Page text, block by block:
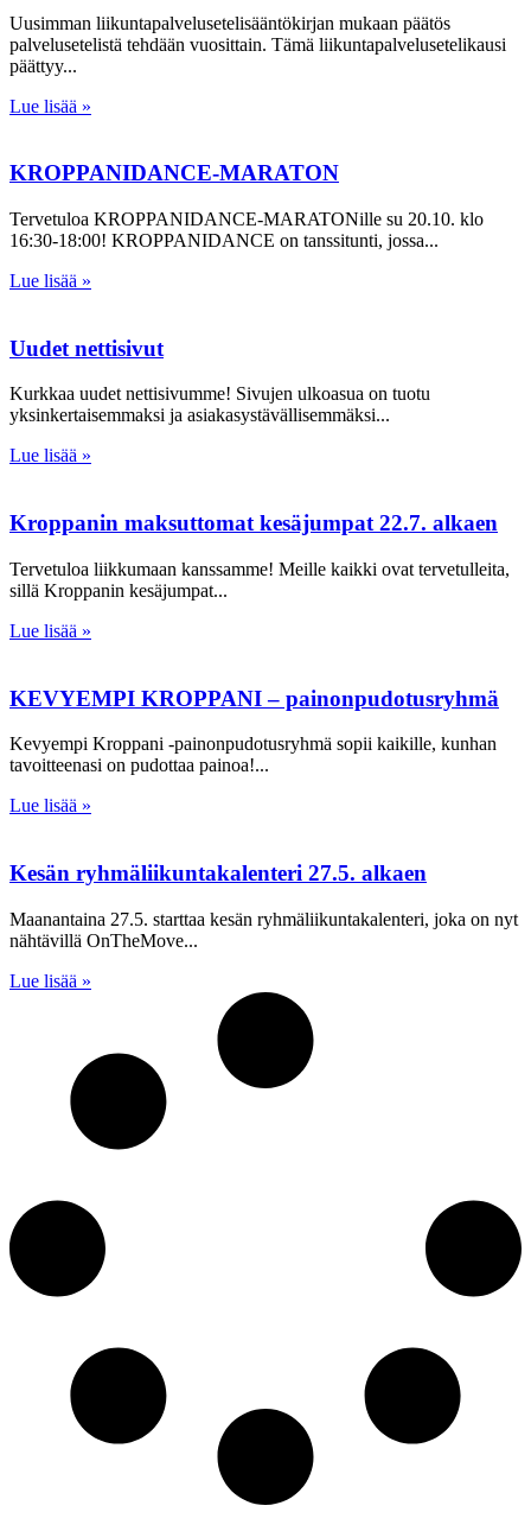
Uusimman liikuntapalvelusetelisääntökirjan mukaan päätös
palvelusetelistä tehdään vuosittain. Tämä liikuntapalvelusetelikausi
päättyy
Lue lisää »
KROPPANIDANCE-MARATON
Tervetuloa KROPPANIDANCE-MARATONille su 20.10. klo
16:30-18:00! KROPPANIDANCE on tanssitunti, jossa
Lue lisää »
Uudet nettisivut
Kurkkaa uudet nettisivumme! Sivujen ulkoasua on tuotu
yksinkertaisemmaksi ja asiakasystävällisemmäksi
Lue lisää »
Kroppanin maksuttomat kesäjumpat 22.7. alkaen
Tervetuloa liikkumaan kanssamme! Meille kaikki ovat tervetulleita,
sillä Kroppanin kesäjumpat
Lue lisää »
KEVYEMPI KROPPANI – painonpudotusryhmä
Kevyempi Kroppani -painonpudotusryhmä sopii kaikille, kunhan
tavoitteenasi on pudottaa painoa!
Lue lisää »
Kesän ryhmäliikuntakalenteri 27.5. alkaen
Maanantaina 27.5. starttaa kesän ryhmäliikuntakalenteri, joka on nyt
nähtävillä OnTheMove
Lue lisää »